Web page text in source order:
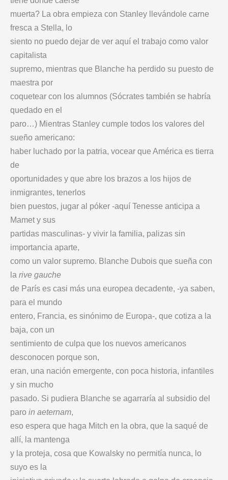
muerta? La obra empieza con Stanley llevándole carne
fresca a Stella, lo
siento no puedo dejar de ver aquí el trabajo como valor
capitalista
supremo, mientras que Blanche ha perdido su puesto de
maestra por
coquetear con los alumnos (Sócrates también se habría
quedado en el
paro…) Mientras Stanley cumple todos los valores del
sueño americano:
haber luchado por la patria, vocear que América es tierra
de
oportunidades y que abre los brazos a los hijos de
inmigrantes, tenerlos
bien puestos, jugar al póker -aquí Tenesse anticipa a
Mamet y sus
partidas masculinas- y vivir la familia, palizas sin
importancia aparte,
como un valor supremo. Blanche Dubois que sueña con
la rive gauche
de París es casi más una europea decadente, -ya saben,
para el mundo
entero, Francia, es sinónimo de Europa-, que cotiza a la
baja, con un
sentimiento de culpa que los nuevos americanos
desconocen porque son,
eran, una nación emergente, con poca historia, infantiles
y sin mucho
pasado. Si pudiera Blanche se agarraría al subsidio del
paro in aeternam,
eso espera que haga Mitch en la obra, que la saqué de
allí, la mantenga
y la proteja, cosa que Kowalsky no permitía nunca, lo
suyo es la